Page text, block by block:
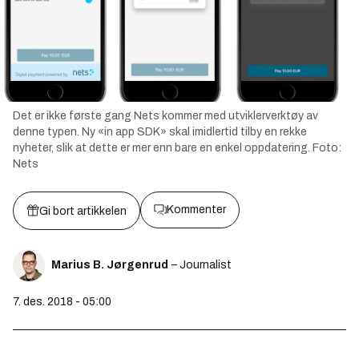
Det er ikke første gang Nets kommer med utviklerverktøy av
denne typen. Ny «in app SDK» skal imidlertid tilby en rekke
nyheter, slik at dette er mer enn bare en enkel oppdatering. Foto:
Nets
Gi bort artikkelen Kommenter
Marius B. Jørgenrud – Journalist
7. des. 2018 - 05:00